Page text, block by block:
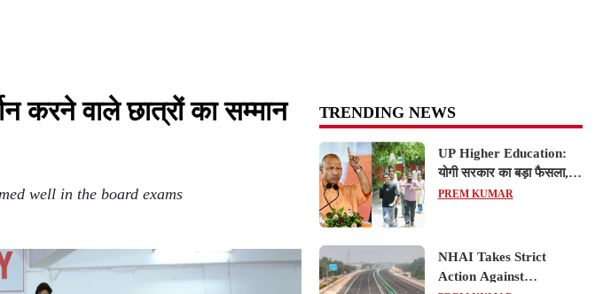
करने वाले छात्रों का सम्मान
well in the board exams
TRENDING NEWS
UP Higher Education:
योगी सरकार का बड़ा फैसला,
यूपी में 3 नए प्राइवेट
PREM KUMAR
NHAI Takes Strict
Action Against